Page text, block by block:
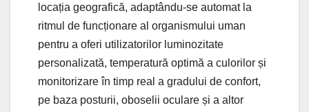
locația geografică, adaptându-se automat la
ritmul de funcționare al organismului uman
pentru a oferi utilizatorilor luminozitate
personalizată, temperatură optimă a culorilor și
monitorizare în timp real a gradului de confort,
pe baza posturii, oboselii oculare și a altor